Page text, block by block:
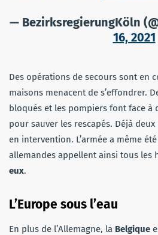
— BezirksregierungKöln
16, 2021
Des opérations de secours sont en
maisons menacent de s’effondrer.
bloqués et les pompiers font face à
pour sauver les rescapés. Déjà
en intervention. L’armée a même
allemandes appellent ainsi tous les
eux.
L’Europe sous l’eau
En plus de l’Allemagne, la Belgique